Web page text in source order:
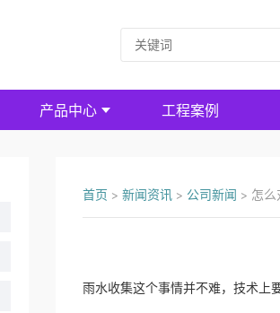
产品中心 工程案例
首页 > 新闻资讯> 公司新闻 > 怎
雨水收集这个事情并不难，技术上